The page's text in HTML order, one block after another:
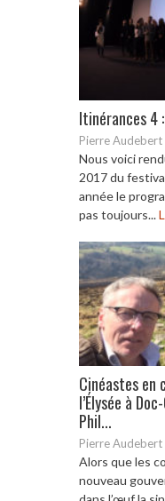
Itinérances 4
Pierre Audebert
Nous voici
2017 du
année le
pas toujours...
Cinéastes en
l’Élysée à
Phil...
Pierre Audebert
Alors que les
nouveau